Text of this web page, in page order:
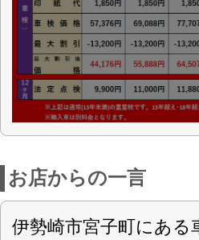
店舗詳細
車検のコバック 伊勢崎
〈店舗直通フリーダイヤル0800-
会社名 (株)小林自動車ボデー
住所 〒372-0801 群馬県伊勢崎市
FAX番号 0270-27-5896
URL
定休日 水曜日